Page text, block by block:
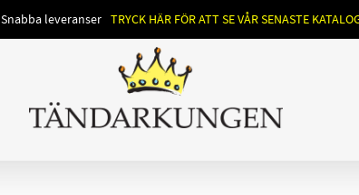
Snabba leveranser TRYCK HÄR FÖR ATT SE VÅR SENASTE